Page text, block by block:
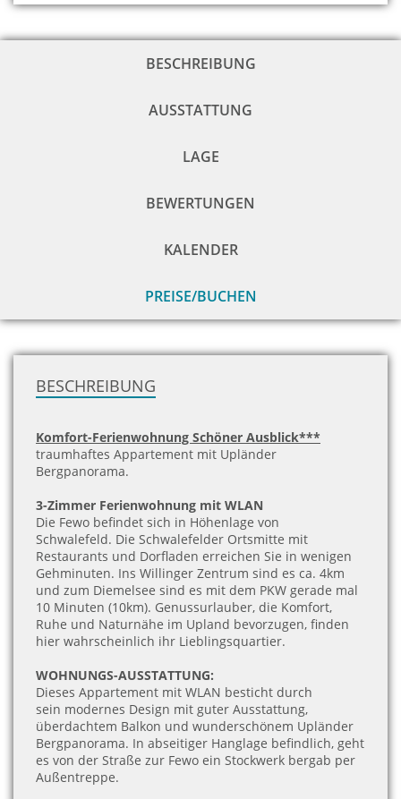
BESCHREIBUNG
AUSSTATTUNG
LAGE
BEWERTUNGEN
KALENDER
PREISE/BUCHEN
BESCHREIBUNG
Komfort-Ferienwohnung Schöner Ausblick***
traumhaftes Appartement mit Upländer
Bergpanorama.
3-Zimmer Ferienwohnung mit WLAN
Die Fewo befindet sich in Höhenlage von
Schwalefeld. Die Schwalefelder Ortsmitte mit
Restaurants und Dorfladen erreichen Sie in wenigen
Gehminuten. Ins Willinger Zentrum sind es ca. 4km
und zum Diemelsee sind es mit dem PKW gerade mal
10 Minuten (10km). Genussurlauber, die Komfort,
Ruhe und Naturnähe im Upland bevorzugen, finden
hier wahrscheinlich ihr Lieblingsquartier.
WOHNUNGS-AUSSTATTUNG:
Dieses Appartement mit WLAN besticht durch
sein modernes Design mit guter Ausstattung,
überdachtem Balkon und wunderschönem Upländer
Bergpanorama. In abseitiger Hanglage befindlich, geht
es von der Straße zur Fewo ein Stockwerk bergab per
Außentreppe.